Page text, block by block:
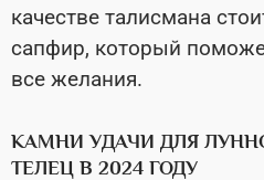
качестве талисмана
сапфир, который
все желания.
КАМНИ УДАЧИ ДЛЯ
ТЕЛЕЦ В 2024 ГОДУ